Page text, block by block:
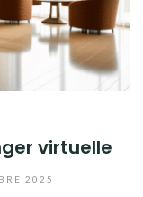
virtuelle
2025